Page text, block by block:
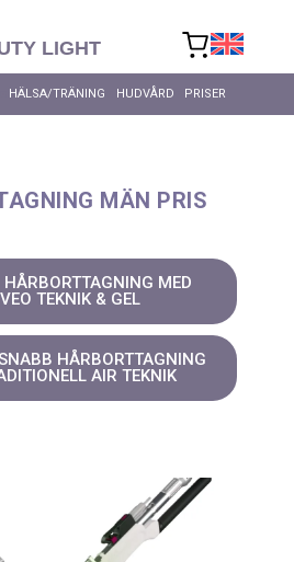
LIGHT
HÄLSA/TRÄNING HUDVÅRD PRISER
MÄN PRIS
MED
TEKNIK & GEL
HÅRBORTTAGNING
AIR TEKNIK